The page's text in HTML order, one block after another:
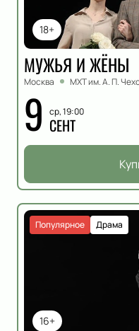
18+
МУЖЬЯ И ЖЁНЫ
Москва МХТ им. А. П.
9 ср, 19:00
СЕНТ
16+
Драма
Популярное